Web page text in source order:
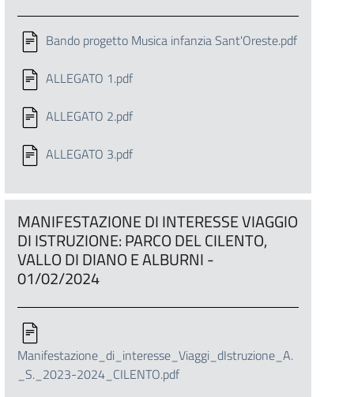
Bando progetto Musica infanzia Sant'Oreste.pdf
ALLEGATO 1.pdf
ALLEGATO 2.pdf
ALLEGATO 3.pdf
MANIFESTAZIONE DI INTERESSE VIAGGIO
DI ISTRUZIONE: PARCO DEL CILENTO,
VALLO DI DIANO E ALBURNI -
01/02/2024
Manifestazione_di_interesse_Viaggi_dIstruzione_A.
_S._2023-2024_CILENTO.pdf